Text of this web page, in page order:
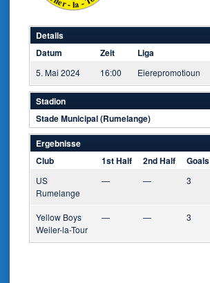
Details
Datum
Zeit Liga
5. Mai 2024 16:00 Eierepromotioun
Stadion
Stade Municipal (Rumelange)
Ergebnisse
Club
1st Half 2nd Half Goals
US
Rumelange
— — 3
Yellow Boys
Weiler-la-Tour
— — 3